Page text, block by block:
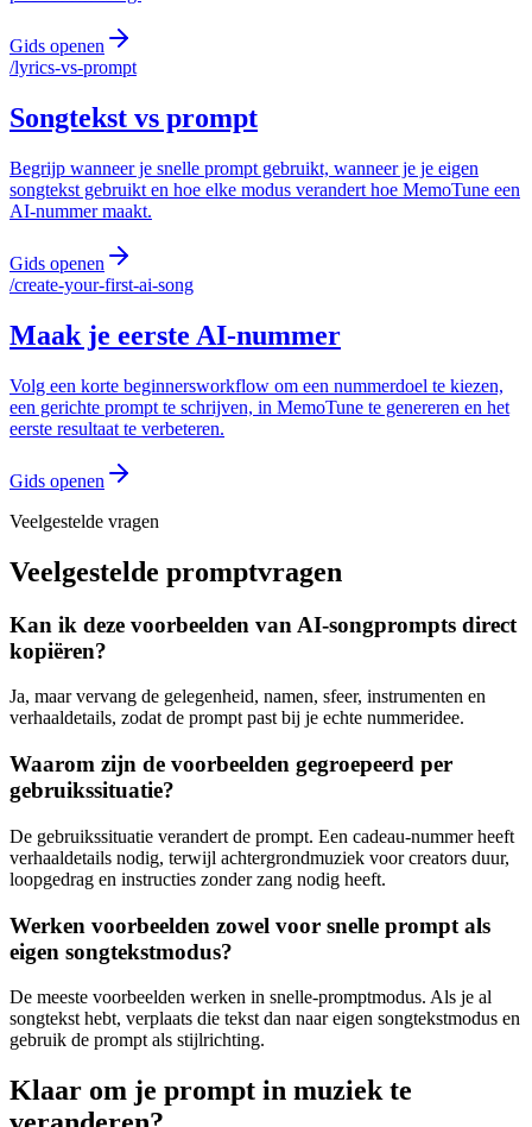
Gids openen
/lyrics-vs-prompt
Songtekst vs prompt
Begrijp wanneer je snelle prompt gebruikt, wanneer je je eigen
songtekst gebruikt en hoe elke modus verandert hoe MemoTune een
AI-nummer maakt.
Gids openen
/create-your-first-ai-song
Maak je eerste AI-nummer
Volg een korte beginnersworkflow om een nummerdoel te kiezen,
een gerichte prompt te schrijven, in MemoTune te genereren en het
eerste resultaat te verbeteren.
Gids openen
Veelgestelde vragen
Veelgestelde promptvragen
Kan ik deze voorbeelden van AI-songprompts direct
kopiëren?
Ja, maar vervang de gelegenheid, namen, sfeer, instrumenten en
verhaaldetails, zodat de prompt past bij je echte nummeridee.
Waarom zijn de voorbeelden gegroepeerd per
gebruikssituatie?
De gebruikssituatie verandert de prompt. Een cadeau-nummer heeft
verhaaldetails nodig, terwijl achtergrondmuziek voor creators duur,
loopgedrag en instructies zonder zang nodig heeft.
Werken voorbeelden zowel voor snelle prompt als
eigen songtekstmodus?
De meeste voorbeelden werken in snelle-promptmodus. Als je al
songtekst hebt, verplaats die tekst dan naar eigen songtekstmodus en
gebruik de prompt als stijlrichting.
Klaar om je prompt in muziek te